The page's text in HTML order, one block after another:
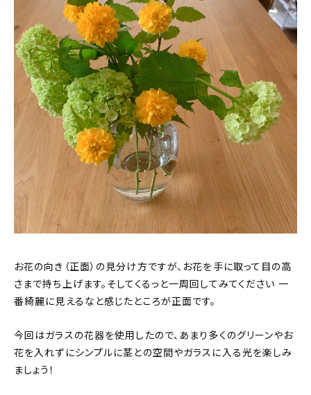
お花の向き（正面）の見分け方ですが、お花を手に取って目の高
さまで持ち上げます。そしてくるっと一周回してみてください 一
番綺麗に見えるなと感じたところが正面です。
今回はガラスの花器を使用したので、あまり多くのグリーンやお
花を入れずにシンプルに茎との空間やガラスに入る光を楽しみ
ましょう！